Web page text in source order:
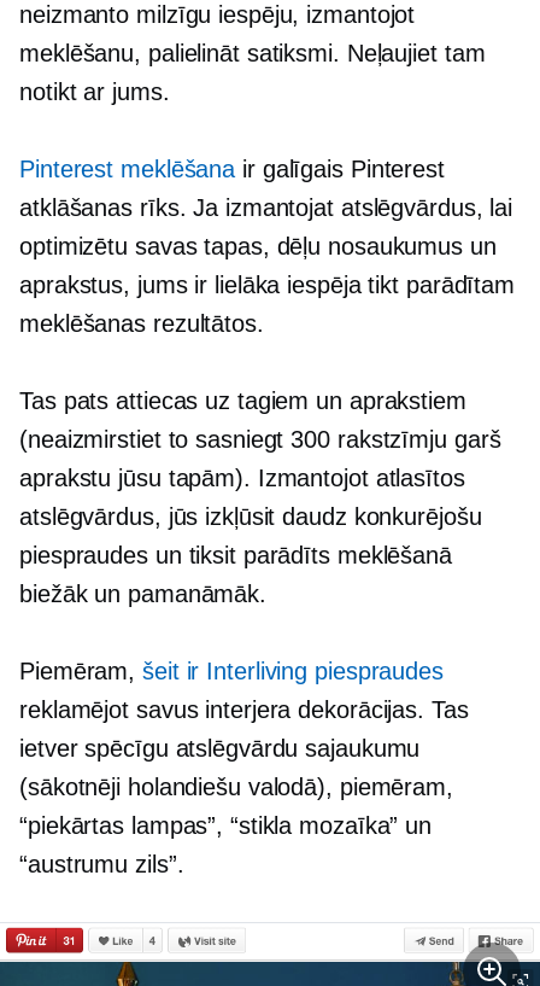
neizmanto milzīgu iespēju, izmantojot
meklēšanu, palielināt satiksmi. Neļaujiet tam
notikt ar jums.
Pinterest meklēšanair galīgais Pinterest
atklāšanas rīks. Ja izmantojat atslēgvārdus, lai
optimizētu savas tapas, dēļu nosaukumus un
aprakstus, jums ir lielāka iespēja tikt parādītam
meklēšanas rezultātos.
Tas pats attiecas uz tagiem un aprakstiem
(neaizmirstiet to sasniegt300 rakstzīmju garš
aprakstu jūsu tapām). Izmantojot atlasītos
atslēgvārdus, jūs izkļūsit daudz konkurējošu
piespraudes un tiksit parādīts meklēšanā
biežāk un pamanāmāk.
Piemēram,šeit ir Interliving piespraudes
reklamējot savus interjera dekorācijas. Tas
ietver spēcīgu atslēgvārdu sajaukumu
(sākotnēji holandiešu valodā), piemēram,
“piekārtas lampas”, “stikla mozaīka” un
“austrumu zils”.